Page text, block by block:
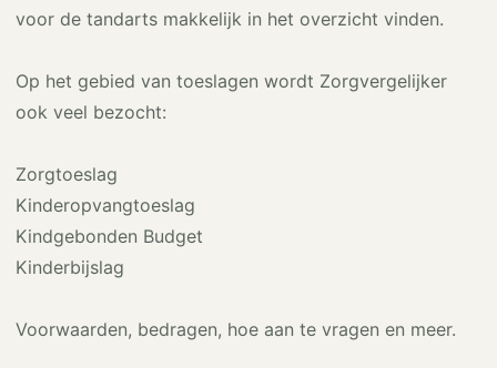
voor de tandarts makkelijk in het overzicht vinden.
Op het gebied van toeslagen wordt Zorgvergelijker
ook veel bezocht:
Zorgtoeslag
Kinderopvangtoeslag
Kindgebonden Budget
Kinderbijslag
Voorwaarden, bedragen, hoe aan te vragen en meer.